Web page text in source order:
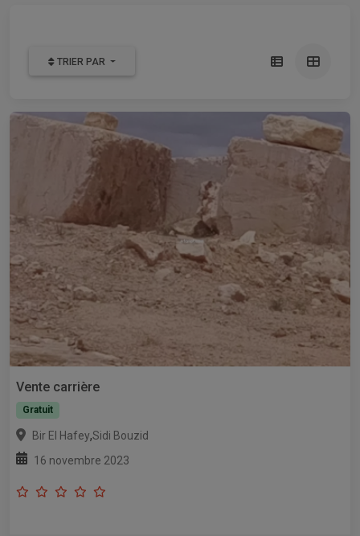
TRIER PAR
Vente carrière
Gratuit
Bir El Hafey,Sidi Bouzid
16 novembre 2023